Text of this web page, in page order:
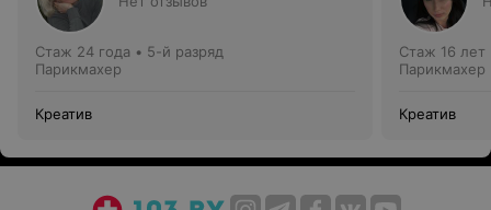
Стаж 24 года • 5-й разряд
Парикмахер
Креатив
Стаж 16 лет
Парикмахер
Креатив